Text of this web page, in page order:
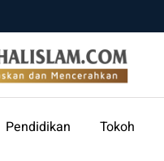
Pendidikan Tokoh